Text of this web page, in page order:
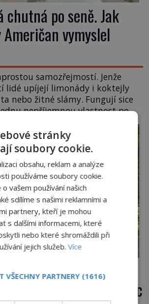
chutná po seně. Jak
vymyslel
samozřejmostí. Jenže
lidé upíjejí limonády i koktejly
nebo žitné slámy. Fungují sice
nepříjemnou vlastnost po
a nápoji dodávají travnatou
drobná nepříjemnost přivede
cigaretových náustků k
způsob pití po celém […]
konečně rozjede. Proč
kolečka téměř pět tisíc
stránky
soubory cookie.
obsahu, reklam a analýze
používáme soubory cookie.
vašem používání našich
sdílíme s našimi reklamními a
partnery, kteří je mohou
s dalšími informacemi, které
nebo které shromáždili při
jejich služeb.Více
VŠECHNY PARTNERY (1616)